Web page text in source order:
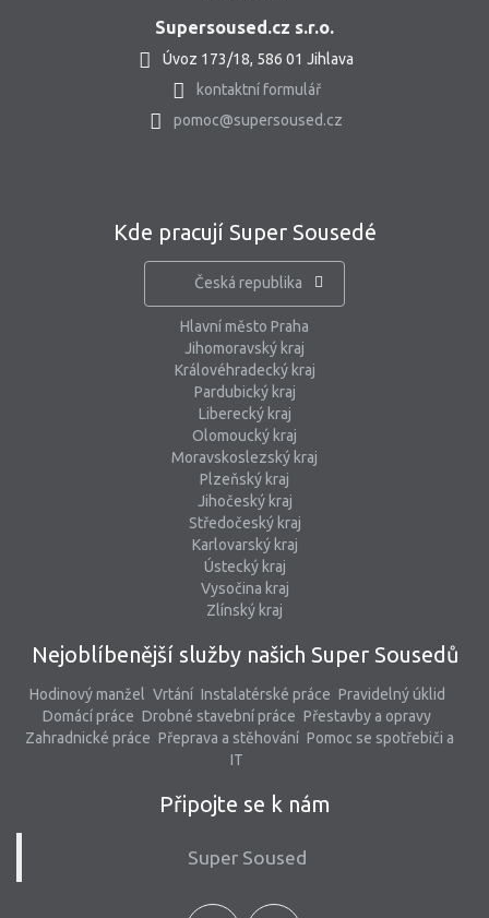
Supersoused.cz s.r.o.
Úvoz 173/18, 586 01 Jihlava
kontaktní formulář
pomoc@supersoused.cz
Kde pracují Super Sousedé
Česká republika
Hlavní město Praha
Jihomoravský kraj
Královéhradecký kraj
Pardubický kraj
Liberecký kraj
Olomoucký kraj
Moravskoslezský kraj
Plzeňský kraj
Jihočeský kraj
Středočeský kraj
Karlovarský kraj
Ústecký kraj
Vysočina kraj
Zlínský kraj
Nejoblíbenější služby našich Super Sousedů
Hodinový manžel Vrtání Instalatérské práce Pravidelný úklid
Domácí práce Drobné stavební práce Přestavby a opravy
Zahradnické práce Přeprava a stěhování Pomoc se spotřebiči a
IT
Připojte se k nám
Super Soused